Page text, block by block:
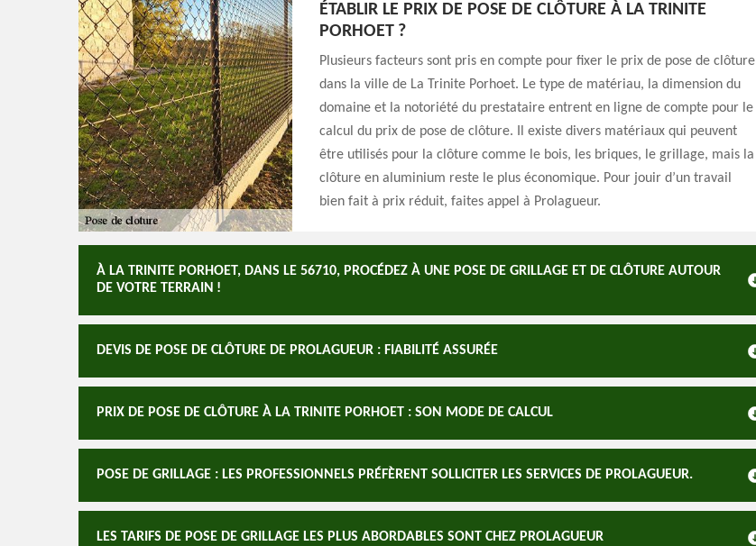
ÉTABLIR LE PRIX DE POSE DE CLÔTURE À LA TRINITE
PORHOET ?
Plusieurs facteurs sont pris en compte pour fixer le prix de pose de clôture
dans la ville de La Trinite Porhoet. Le type de matériau, la dimension du
domaine et la notoriété du prestataire entrent en ligne de compte pour le
calcul du prix de pose de clôture. Il existe divers matériaux qui peuvent
être utilisés pour la clôture comme le bois, les briques, le grillage, mais la
clôture en aluminium reste le plus économique. Pour jouir d’un travail
bien fait à prix réduit, faites appel à Prolagueur.
À LA TRINITE PORHOET, DANS LE 56710, PROCÉDEZ À UNE POSE DE GRILLAGE ET DE CLÔTURE AUTOUR
DE VOTRE TERRAIN !
DEVIS DE POSE DE CLÔTURE DE PROLAGUEUR : FIABILITÉ ASSURÉE
PRIX DE POSE DE CLÔTURE À LA TRINITE PORHOET : SON MODE DE CALCUL
POSE DE GRILLAGE : LES PROFESSIONNELS PRÉFÈRENT SOLLICITER LES SERVICES DE PROLAGUEUR.
LES TARIFS DE POSE DE GRILLAGE LES PLUS ABORDABLES SONT CHEZ PROLAGUEUR